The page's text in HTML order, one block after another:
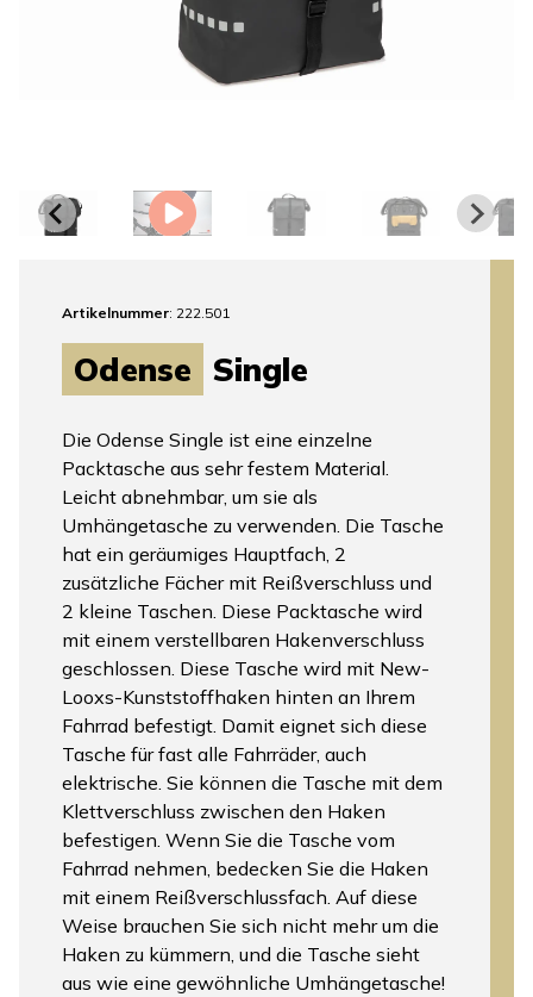
Artikelnummer: 222.501
Odense Single
Die Odense Single ist eine einzelne
Packtasche aus sehr festem Material.
Leicht abnehmbar, um sie als
Umhängetasche zu verwenden. Die Tasche
hat ein geräumiges Hauptfach, 2
zusätzliche Fächer mit Reißverschluss und
2 kleine Taschen. Diese Packtasche wird
mit einem verstellbaren Hakenverschluss
geschlossen. Diese Tasche wird mit New-
Looxs-Kunststoffhaken hinten an Ihrem
Fahrrad befestigt. Damit eignet sich diese
Tasche für fast alle Fahrräder, auch
elektrische. Sie können die Tasche mit dem
Klettverschluss zwischen den Haken
befestigen. Wenn Sie die Tasche vom
Fahrrad nehmen, bedecken Sie die Haken
mit einem Reißverschlussfach. Auf diese
Weise brauchen Sie sich nicht mehr um die
Haken zu kümmern, und die Tasche sieht
aus wie eine gewöhnliche Umhängetasche!